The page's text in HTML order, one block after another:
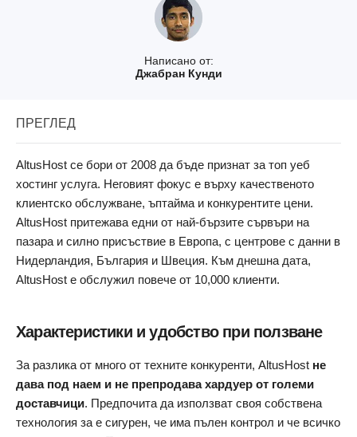
Написано от:
Джабран Кунди
ПРЕГЛЕД
AltusHost се бори от 2008 да бъде признат за топ уеб
хостинг услуга. Неговият фокус е върху качественото
клиентско обслужване, ъптайма и конкурентите цени.
AltusHost притежава едни от най-бързите сървъри на
пазара и силно присъствие в Европа, с центрове с данни в
Нидерландия, България и Швеция. Към днешна дата,
AltusHost е обслужил повече от 10,000 клиенти.
Характеристики и удобство при ползване
За разлика от много от техните конкуренти, AltusHost не
дава под наем и не препродава хардуер от големи
доставчици. Предпочита да използват своя собствена
технология за е сигурен, че има пълен контрол и че всичко